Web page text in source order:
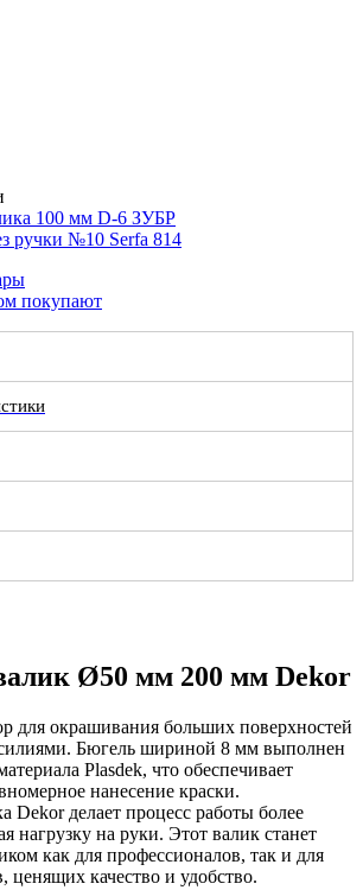
100 мм D-6 ЗУБР
ручки №10 Serfa 814
покупают
Ø50 мм 200 мм Dekor
для окрашивания больших поверхностей
Бюгель шириной 8 мм выполнен
Plasdek, что обеспечивает
нанесение краски.
Dekor делает процесс работы более
нагрузку на руки. Этот валик станет
как для профессионалов, так и для
ценящих качество и удобство.